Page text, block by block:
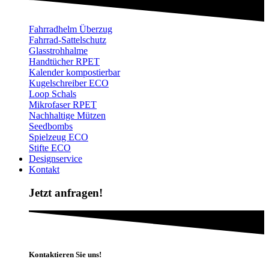
Fahrradhelm Überzug
Fahrrad-Sattelschutz
Glasstrohhalme
Handtücher RPET
Kalender kompostierbar
Kugelschreiber ECO
Loop Schals
Mikrofaser RPET
Nachhaltige Mützen
Seedbombs
Spielzeug ECO
Stifte ECO
Designservice
Kontakt
Jetzt anfragen!
Kontaktieren Sie uns!